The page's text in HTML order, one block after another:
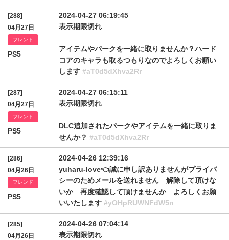
[288]
04月27日
フレンド
PS5
2024-04-27 06:19:45
表示期限切れ
アイテムやパークを一緒に取りませんか？ハード
コアのキャラも取るつもりなのでよろしくお願い
します #aT0d5dXhva2Rr
[287]
04月27日
フレンド
PS5
2024-04-27 06:15:11
表示期限切れ
DLC追加されたパークやアイテムを一緒に取りま
せんか？ #aT0d5dXhva2Rr
[286]
04月26日
フレンド
PS5
2024-04-26 12:39:16
yuharu-love👈️誠に申し訳ありませんがプライバ
シーのためメールを送れません 解除して頂けな
いか 再度確認して頂けませんか よろしくお願
いいたします #yOHpRUWNFdW5n
[285]
04月26日
2024-04-26 07:04:14
表示期限切れ